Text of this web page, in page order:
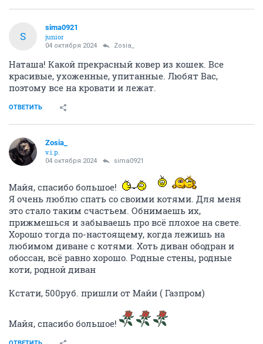
S
sima0921
junior
04 октября 2024 Zosia_
Наташа! Какой прекрасный ковер из кошек. Все
красивые, ухоженные, упитанные. Любят Вас,
поэтому все на кровати и лежат.
ОТВЕТИТЬ
Zosia_
v.i.p.
04 октября 2024 sima0921
Майя, спасибо большое!
Я очень люблю спать со своими котями. Для меня
это стало таким счастьем. Обнимаешь их,
прижмешься и забываешь про всё плохое на свете.
Хорошо тогда по-настоящему, когда лежишь на
любимом диване с котями. Хоть диван ободран и
обоссан, всё равно хорошо. Родные стены, родные
коти, родной диван
Кстати, 500руб. пришли от Майи ( Газпром)
Майя, спасибо большое!